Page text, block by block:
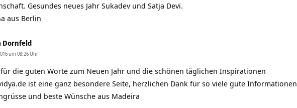
Gesundes neues Jahr Sukadev und Satja Devi.
aus Berlin
Dornfeld
um 08:26 Uhr
die guten Worte zum Neuen Jahr und die schönen täglichen Inspirationen
ist eine ganz besondere Seite, herzlichen Dank für so viele gute Informationen
und beste Wünsche aus Madeira